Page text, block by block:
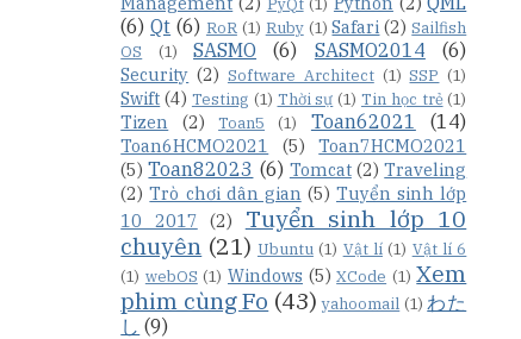
(6) Qt (6) RoR (1) Ruby (1) Safari (2) Sailfish
OS
(1) SASMO (6) SASMO2014 (6)
Security (2) Software Architect (1) SSP (1)
Swift (4) Testing (1) Thời sự (1) Tin học trẻ (1)
Tizen (2) Toan5 (1) Toan62021 (14)
Toan6HCMO2021 (5)
Toan7HCMO2021
(5) Toan82023 (6) Tomcat (2) Traveling
(2) Trò chơi dân gian (5) Tuyển sinh lớp
10 2017 (2)
Tuyển sinh lớp 10
chuyên (21) Ubuntu (1) Vật lí (1) Vật lí 6
(1) webOS (1) Windows (5) XCode (1) Xem
phim cùng Fo (43) yahoomail (1) わた
し (9)